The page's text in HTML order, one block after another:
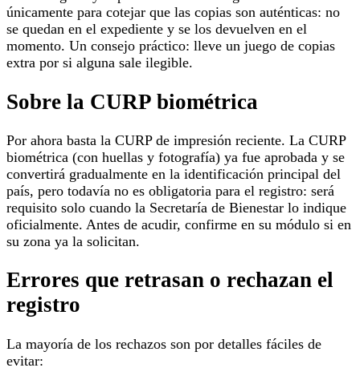
únicamente para cotejar que las copias son auténticas: no
se quedan en el expediente y se los devuelven en el
momento. Un consejo práctico: lleve un juego de copias
extra por si alguna sale ilegible.
Sobre la CURP biométrica
Por ahora basta la CURP de impresión reciente. La CURP
biométrica (con huellas y fotografía) ya fue aprobada y se
convertirá gradualmente en la identificación principal del
país, pero todavía no es obligatoria para el registro: será
requisito solo cuando la Secretaría de Bienestar lo indique
oficialmente. Antes de acudir, confirme en su módulo si en
su zona ya la solicitan.
Errores que retrasan o rechazan el
registro
La mayoría de los rechazos son por detalles fáciles de
evitar: